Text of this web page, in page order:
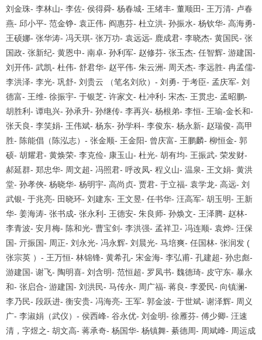
刘金珠- 李林山- 李佐- 侯得舜- 杨春城- 王绪丰- 董顺田- 王万清- 卢春
燕- 邱小平- 范金铮- 袁正伟- 阎惠芬- 杜立洪- 孙振水- 杨钦华- 高海勇-
王硕娜- 张华涛- 冯天琪- 张万功- 袁远远- 鹿成君- 李晓杰- 黄国民- 张
国政- 张新纪- 黄恩中- 南卓- 孙利军- 赵修芬- 张玉杰- 任智辉- 游建国-
刘开伟- 武凯- 杜伟- 舒君华- 赵平伟- 朱云洲- 周天杰- 李远胜- 冉孟儒-
李洪泽- 李光- 巩舒- 刘贵云 （笔名刘欣）- 刘勇- 于考臣- 孟庆军- 刘
德富- 王维- 徐振宇- 于银芝- 许家文- 杜冲利- 宋杰- 王贯忠- 孟昭鹏-
胡胜利- 谭电兴- 孙承升- 孙继传- 李再兴- 杨根弟- 李恒- 王瑜-金长和-
张天良- 李笑娟- 王伟斌- 杨东- 孙学科- 李俊东- 杨永新- 赵瑞俊- 高甲
胜- 陈能倡（陈泓志）- 张金顺- 王金阳- 曾庆富- 王鹏麟- 柳恒金- 郭
硕- 胡耀君- 黄焕荣- 李克俭- 康玉山- 杜光- 胡有均- 王振武- 荣发财-
郝延群- 郑忠华- 周文超- 冯照君- 呼改凤- 程义山- 温泉- 王文娟- 黄洪
堂- 孙孝俠- 杨晓华- 杨明宇- 高尚贞- 贾君- 于立福- 袁学龙- 高远- 刘
武银- 于兆亮- 田晓环- 刘建东- 王文昱- 任书华- 汪高军- 胡玉明- 王新
华- 姜海涛- 张书成- 张永利- 王德安- 朱良师- 孙焕文- 王泽腾- 赵林-
李青波- 安月梅- 陈和光- 曹宝剑- 李洪强- 孟祥卫- 冯连顺- 袁烨- 汪保
国- 亓振国- 周正- 刘永光- 冯永辉- 刘晨光- 马培爽- 任国林- 张润发 (
张宗英 ）- 王万恒- 林锦锋- 黄希孔- 宋金海- 李弘甫- 孔建超- 孙忠彪-
游建国- 谢飞- 陶明喜- 刘含明- 范恒超- 罗凤书- 魏德琦- 皮守东- 暴永
和- 张启合- 游建国- 刘洪民- 马传永- 周广福- 蒋良- 李爱民- 向镇澜-
李乃民- 段跃进- 衡安贵- 冯海亮- 王军- 郭金波- 于世斌- 谢泽辉- 周义
广- 李淑娟（武仪）- 侯西峰- 谷永优- 刘金明- 徐雁芬- 傅少卿- 汪速
清，字煜之- 胡文高- 蒋承奇- 杨国华- 杨镇舞- 綦德周- 周斌峰- 周运成